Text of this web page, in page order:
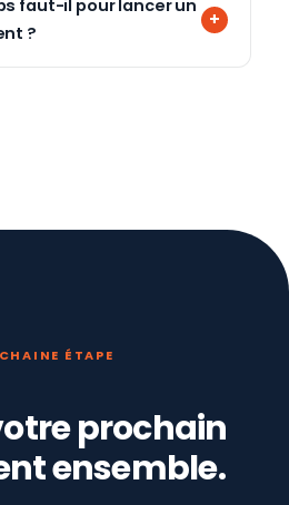
faut-il pour lancer un
?
ÉTAPE
prochain
ensemble.